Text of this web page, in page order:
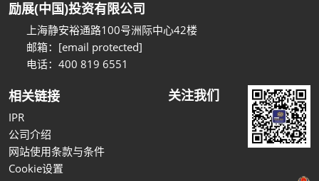
励展(中国)投资有限公司
上海静安裕通路100号洲际中心42楼
邮箱： [email protected]
电话：400 819 6551
相关链接
IPR
公司介绍
网站使用条款与条件
Cookie设置
关注我们